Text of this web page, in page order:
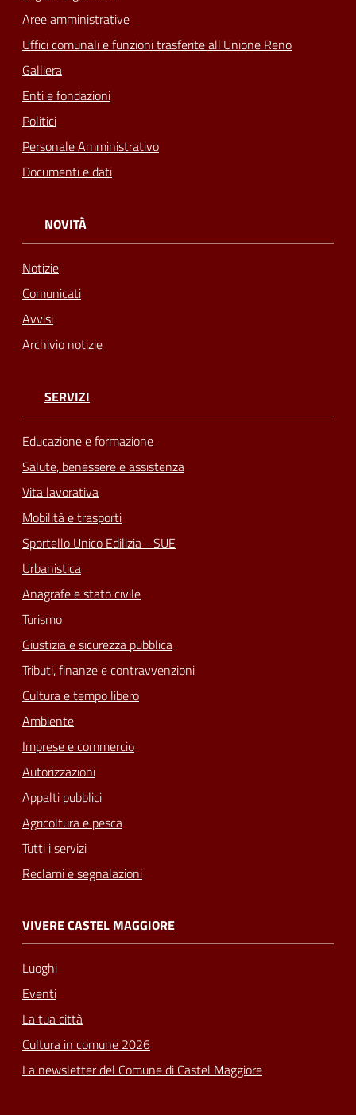
Aree amministrative
Uffici comunali e funzioni trasferite all'Unione Reno
Galliera
Enti e fondazioni
Politici
Personale Amministrativo
Documenti e dati
NOVITÀ
Notizie
Comunicati
Avvisi
Archivio notizie
SERVIZI
Educazione e formazione
Salute, benessere e assistenza
Vita lavorativa
Mobilità e trasporti
Sportello Unico Edilizia - SUE
Urbanistica
Anagrafe e stato civile
Turismo
Giustizia e sicurezza pubblica
Tributi, finanze e contravvenzioni
Cultura e tempo libero
Ambiente
Imprese e commercio
Autorizzazioni
Appalti pubblici
Agricoltura e pesca
Tutti i servizi
Reclami e segnalazioni
VIVERE CASTEL MAGGIORE
Luoghi
Eventi
La tua città
Cultura in comune 2026
La newsletter del Comune di Castel Maggiore